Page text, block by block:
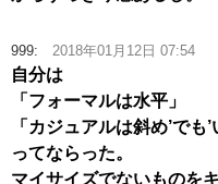
999: 2018年01月12日 07:54
自分は
「フォーマルは水平」
「カジュアルは斜め’でも
ってならった。
マイサイズでないものを